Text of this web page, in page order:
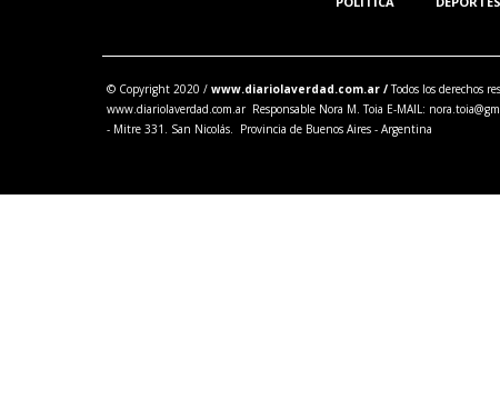
© Copyright 2020 / www.diariolaverdad.com.ar /Todos los derechos
www.diariolaverdad.com.ar Responsable Nora M. Toia E-MAIL:
- Mitre 331. San Nicolás. Provincia de Buenos Aires - Argentina